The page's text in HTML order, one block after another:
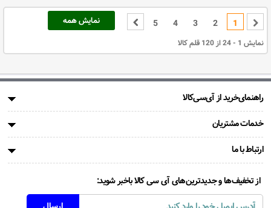
نمایش همه 1
2
3
4
5
نمایش 1 - 24 از 120 قلم کالا
راهنمای‌خرید از آی‌سی‌کالا
خدمات مشتریان
ارتباط با ما
از تخفیف‌ها و جدیدترین‌های آی سی کالا باخبر شوید: